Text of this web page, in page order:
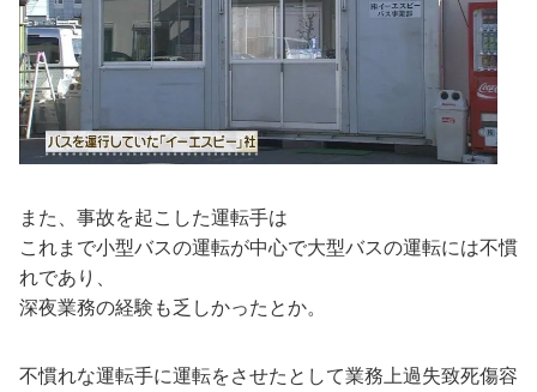
また、事故を起こした運転手は
これまで小型バスの運転が中心で大型バスの運転には不慣
れであり、
深夜業務の経験も乏しかったとか。
不慣れな運転手に運転をさせたとして業務上過失致死傷容